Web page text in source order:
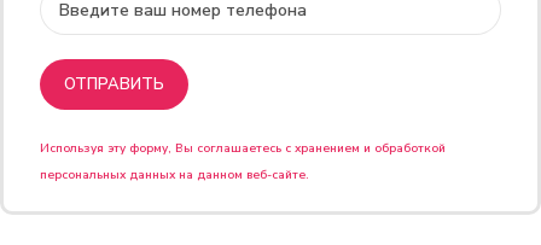
Используя эту форму, Вы соглашаетесь с хранением и обработкой
персональных данных на данном веб-сайте.